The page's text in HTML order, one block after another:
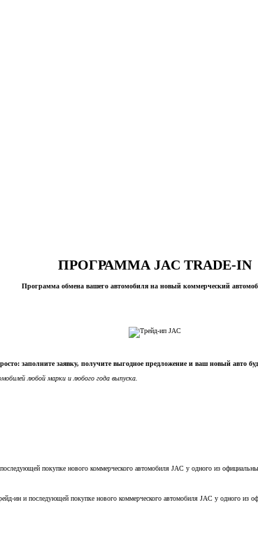
ПРОГРАММА JAC TRADE-IN
Программа обмена вашего автомобиля на новый коммерческий
заполните заявку, получите выгодное предложение и ваш новый авто
любой марки и любого года выпуска.
покупке нового коммерческого автомобиля JAC у одного из
ин и последующей покупке нового коммерческого автомобиля JAC у одного из